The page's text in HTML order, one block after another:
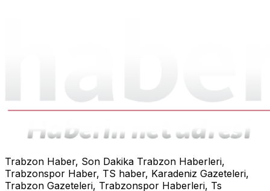
Trabzon Haber, Son Dakika Trabzon Haberleri,
Trabzonspor Haber, TS haber, Karadeniz Gazeteleri,
Trabzon Gazeteleri, Trabzonspor Haberleri, Ts